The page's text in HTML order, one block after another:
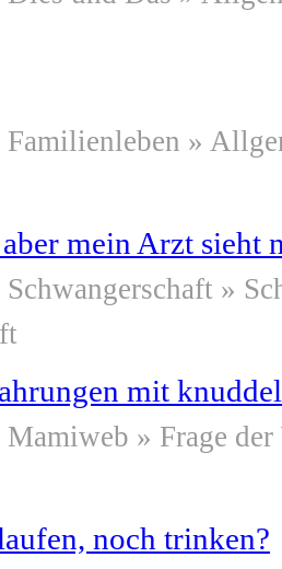
Familienleben »
mein Arzt sieht
Schwangerschaft »
mit
Mamiweb » Frage der
noch trinken?